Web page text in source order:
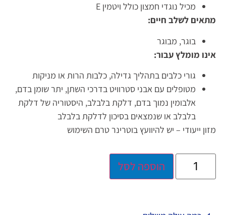
מכיל נוגדי חמצון כולל ויטמין E
מתאים לשלב חיים:
בוגר, מבוגר
אינו מומלץ עבור:
גורי כלבים בתהליך גדילה, כלבות הרות או מניקות
מטופלים עם אבני סטרוויט בדרכי השתן, יתר שומן בדם,
אלבומין נמוך בדם, דלקת בלבלב, היסטוריה של דלקת
בלבלב או שנמצאים בסיכון לדלקת בלבלב
מזון ייעודי – יש להיוועץ בוטרינר טרם השימוש
הוספה לסל